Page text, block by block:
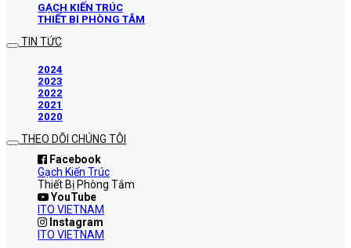
GẠCH KIẾN TRÚC
THIẾT BỊ PHÒNG TẮM
TIN TỨC
2024
2023
2022
2021
2020
THEO DÕI CHÚNG TÔI
Facebook
Gạch Kiến Trúc
Thiết Bị Phòng Tắm
YouTube
ITO VIETNAM
Instagram
ITO VIETNAM